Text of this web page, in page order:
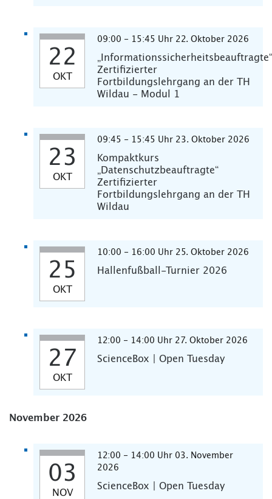
22
OKT
09:00 - 15:45 Uhr 22. Oktober 2026
„Informationssicherheitsbeauftragte“
Zertifizierter
Fortbildungslehrgang an der TH
Wildau - Modul 1
23
OKT
09:45 - 15:45 Uhr 23. Oktober 2026
Kompaktkurs
„Datenschutzbeauftragte“
Zertifizierter
Fortbildungslehrgang an der TH
Wildau
25
OKT
10:00 - 16:00 Uhr 25. Oktober 2026
Hallenfußball-Turnier 2026
27
OKT
12:00 - 14:00 Uhr 27. Oktober 2026
ScienceBox | Open Tuesday
November 2026
03
NOV
12:00 - 14:00 Uhr 03. November
2026
ScienceBox | Open Tuesday